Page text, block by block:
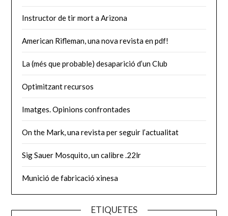
Instructor de tir mort a Arizona
American Rifleman, una nova revista en pdf!
La (més que probable) desaparició d’un Club
Optimitzant recursos
Imatges. Opinions confrontades
On the Mark, una revista per seguir l’actualitat
Sig Sauer Mosquito, un calibre .22lr
Munició de fabricació xinesa
ETIQUETES